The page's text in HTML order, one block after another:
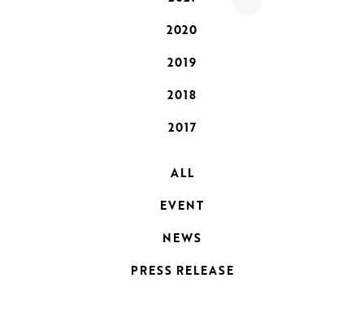
2020
2019
2018
2017
ALL
EVENT
NEWS
PRESS RELEASE